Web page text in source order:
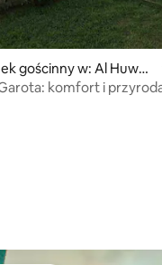
5, liczba recenzji: 144
gościnny w: Al Huwari
komfort i